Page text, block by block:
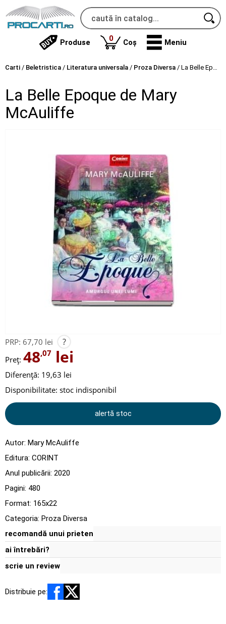
Produse 0produse
Coș Meniu
Carti / Beletristica / Literatura universala / Proza Diversa / La Belle Epoque de Mary McAuliffe
La Belle Epoque de Mary
McAuliffe
PRP: 67,70 lei ?
Preț: 48,07 lei
Diferență: 19,63 lei
Disponibilitate: stoc indisponibil
alertă stoc
Autor: Mary McAuliffe
Editura: CORINT
Anul publicării: 2020
Pagini: 480
Format: 165x22
Categoria: Proza Diversa
recomandă unui prieten
ai întrebări?
scrie un review
Distribuie pe: